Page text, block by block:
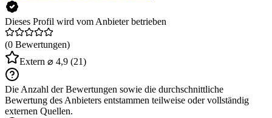
Dieses Profil wird vom Anbieter betrieben
(0 Bewertungen)
Extern ⌀ 4,9 (21)
Die Anzahl der Bewertungen sowie die durchschnittliche
Bewertung des Anbieters entstammen teilweise oder vollständig
externen Quellen.